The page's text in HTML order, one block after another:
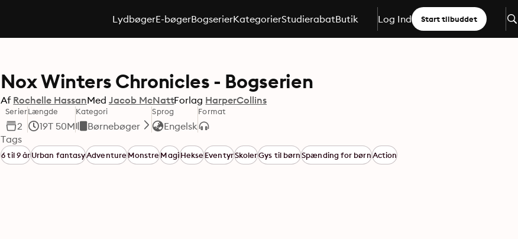
LydbøgerE-bøgerBogserierKategorierStudierabatButik Log Ind Start tilbuddet
Nox Winters Chronicles - Bogserien
Af Rochelle HassanMed Jacob McNattForlag HarperCollins
Serier
2
Længde
19T 50M
Kategori
Børnebøger
Sprog
Engelsk
Format
Tags
6 til 9 årUrban fantasyAdventureMonstreMagiHekseEventyrSkolerGys til børnSpænding for børnAction